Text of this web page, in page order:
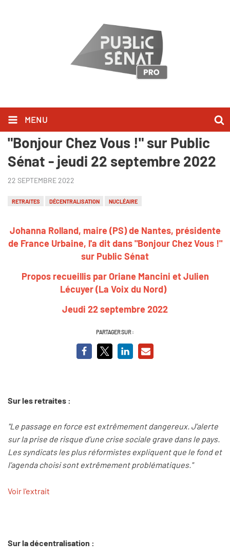
MENU
Johanna Rolland l'a dit dans
"Bonjour Chez Vous !" sur Public
Sénat - jeudi 22 septembre 2022
22 SEPTEMBRE 2022
RETRAITES DÉCENTRALISATION NUCLÉAIRE
Johanna Rolland, maire (PS) de Nantes, présidente
de France Urbaine, l'a dit dans "Bonjour Chez Vous !"
sur Public Sénat
Propos recueillis par Oriane Mancini et Julien
Lécuyer (La Voix du Nord)
Jeudi 22 septembre 2022
PARTAGER SUR :
Sur les retraites :
"Le passage en force est extrêmement dangereux. J’alerte
sur la prise de risque d’une crise sociale grave dans le pays.
Les syndicats les plus réformistes expliquent que le fond et
l’agenda choisi sont extrêmement problématiques."
Voir l'extrait
Sur la décentralisation :